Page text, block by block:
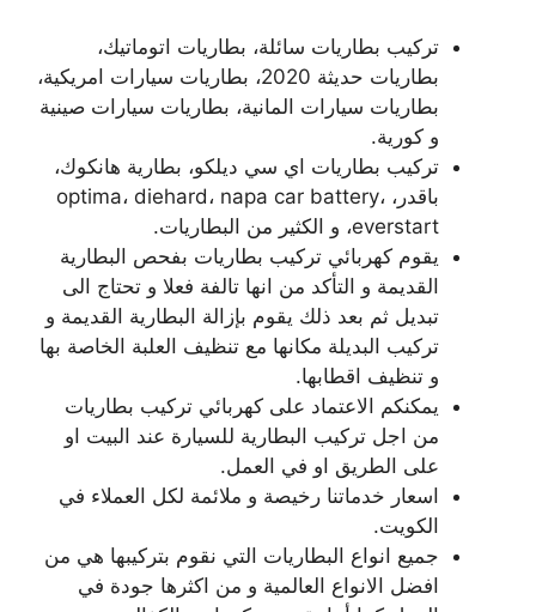
تركيب بطاريات سائلة، بطاريات اتوماتيك،
بطاريات حديثة 2020، بطاريات سيارات امريكية،
بطاريات سيارات المانية، بطاريات سيارات صينية
و كورية.
تركيب بطاريات اي سي ديلكو، بطارية هانكوك،
باقدر، optima، diehard، napa car battery،
everstart، و الكثير من البطاريات.
يقوم كهربائي تركيب بطاريات بفحص البطارية
القديمة و التأكد من انها تالفة فعلا و تحتاج الى
تبديل ثم بعد ذلك يقوم بإزالة البطارية القديمة و
تركيب البديلة مكانها مع تنظيف العلبة الخاصة بها
و تنظيف اقطابها.
يمكنكم الاعتماد على كهربائي تركيب بطاريات
من اجل تركيب البطارية للسيارة عند البيت او
على الطريق او في العمل.
اسعار خدماتنا رخيصة و ملائمة لكل العملاء في
الكويت.
جميع انواع البطاريات التي نقوم بتركيبها هي من
افضل الانواع العالمية و من اكثرها جودة في